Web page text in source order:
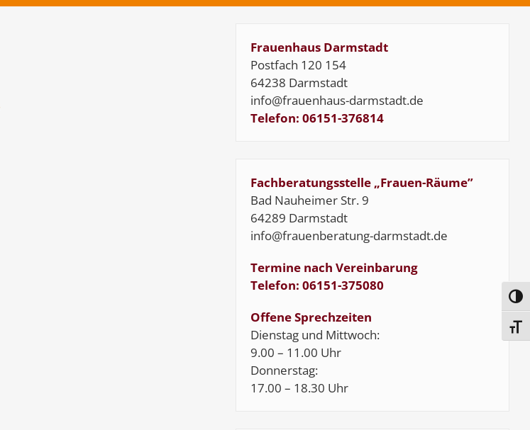
Frauenhaus Darmstadt
Postfach 120 154
64238 Darmstadt
info@frauenhaus-darmstadt.de
Telefon: 06151-376814
Fachberatungsstelle „Frauen-Räume”
Bad Nauheimer Str. 9
64289 Darmstadt
info@frauenberatung-darmstadt.de
Termine nach Vereinbarung
Telefon: 06151-375080
Offene Sprechzeiten
Dienstag und Mittwoch:
9.00 – 11.00 Uhr
Donnerstag:
17.00 – 18.30 Uhr